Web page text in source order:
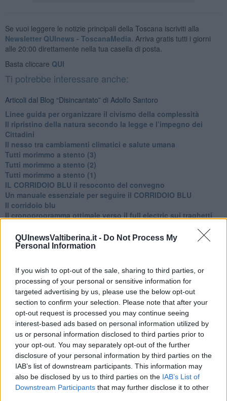
QUInewsValtiberina.it - Do Not Process My
Personal Information
If you wish to opt-out of the sale, sharing to third parties, or
processing of your personal or sensitive information for
targeted advertising by us, please use the below opt-out
section to confirm your selection. Please note that after your
opt-out request is processed you may continue seeing
interest-based ads based on personal information utilized by
us or personal information disclosed to third parties prior to
your opt-out. You may separately opt-out of the further
disclosure of your personal information by third parties on the
IAB’s list of downstream participants. This information may
also be disclosed by us to third parties on the IAB’s List of
Downstream Participants that may further disclose it to other
Se vuoi leggere le notizie principali della Toscana iscriviti alla
Newsletter QUInews - ToscanaMedia. Arriva gratis tutti i giorni
alle 20:00 direttamente nella tua casella di posta.
Basta cliccare QUI
Ti potrebbe interessare anche:
Articoli dal Blog “Disincantato” di Adolfo Santoro
​Linee guida per organizzare il civismo della complessità
​Il ripristino della natura secondo la legge e l’impegno dei
Cittadini
Il nesso tra cambiamenti climatici e salute umana
Tutti morimmo a stento (3)
Tutti morimmo a stento (2)
​Tutti morimmo a stento (1)
IL CORRIDOIO BLU il resoconto del convegno
Un manuale essenziale per seguire il CORRIDOIO BLU
Il corridoio blu
​Il cronoprogramma ottimale verso il full electric sui traghetti
Alcune domande da esordiente agli esperti che decidono le
sorti dell’Elba
​La Scienza dei Cittadini e i Cittadini per l’Aria
Trump e le sue guerre contro i deboli e contro la terra
​Le furbate elettorali della Meloni e la testardaggine
dell’opposizione
​Date loro l’Oscar al posto del Nobel per la Pace
L'umanizzazione dell'economia e della politica
​Dopo il diluvio dei NO: un patto intergenerazionale
​Un grandioso NO ai falchi teocratici e ai loro vassalli
La religione è la cocaina dei potenti
Donald e Bibi confinati nell’isola di St James?
L’italiano vero e la paura che al referendum vinca il No
​Complottismo o capitalismo globale?
​Ma, contessa, non si vergogna a continuare a guardare San